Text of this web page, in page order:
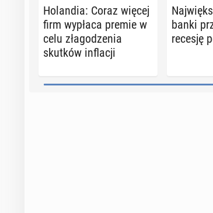
Ho­lan­dia: Coraz więcej
firm wypłaca premie w
celu zła­go­dze­nia
skutków in­fla­cji
banki
recesję